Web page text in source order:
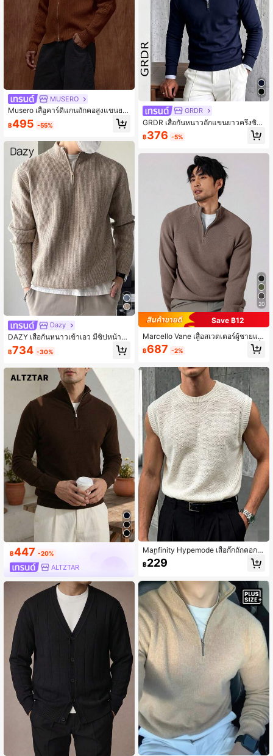
MUSERO
Musero เสื้อคาร์ดิแกนถักคอสูงแขนยา
วลายแขนเสื้อมีซิปตลอดตัวสำหรับฤดูใ
บไม้ร่วง/ฤดูใบไม้ผลิฤดูร้อน
฿495 -55%
Dazy
DAZY เสื้อกันหนาวเข้าเอว มีซิปหน้าส่ว
นข้าง ทอแบบร่อง สำหรับฤดูใบไม้ร่วง ไ
ม่มีเสื้อยืด
฿734 -30%
฿447 -20%
ALTZTAR
GRDR
GRDR เสื้อกันหนาวถักแขนยาวครึ่งซิป
สำหรับผู้ชาย, อเนกประสงค์สำหรับใส่ใ
นชีวิตประจำวัน
฿376 -5%
20
Save ฿12
Marcello Vane เสื้อสเวตเตอร์ผู้ชายแข
นยาวทรงหลวมสีพื้นอเนกประสงค์แฟชั่
นลำลอง เสื้อสเวตเตอร์ผู้ชายแบบมีซิปค
วตเตอร์ผู้ชายสีน้ำตาล , ฤดูใบไม้ร่วง ฤ
ดูหนาว
฿687 -2%
Manfinity Hypemode เสื้อกั๊กถักคอกล
มสีพื้นสำหรับผู้ชาย สไตล์ลำลอง อเนกป
ระสงค์
฿229